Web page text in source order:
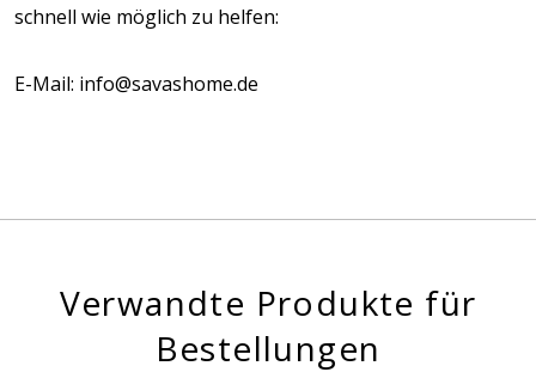
schnell wie möglich zu helfen:
E-Mail: info@savashome.de
Verwandte Produkte für
Bestellungen